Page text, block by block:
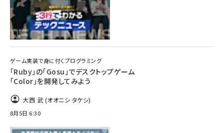
ゲーム実装で身に付くプログラミング
「Ruby」の「Gosu」でデスクトップゲーム
「Color」を開発してみよう
大西 武 (オオニシ タケシ)
8月5日 6:30